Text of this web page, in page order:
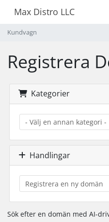
Max Distro LLC
Kundvagn
Registrera
Kategorier
Handlingar
Sök efter en domän med AI-